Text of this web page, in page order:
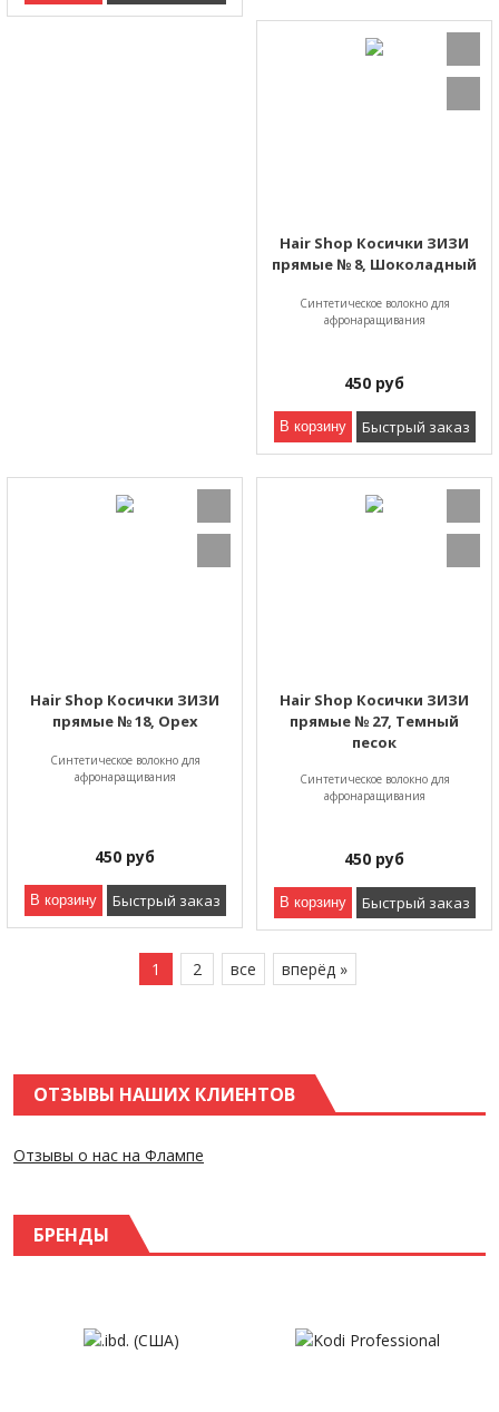
Hair Shop Косички ЗИЗИ
прямые № 8, Шоколадный
Синтетическое волокно для
афронаращивания
450 руб
В корзину Быстрый заказ
Hair Shop Косички ЗИЗИ
прямые № 18, Орех
Синтетическое волокно для
афронаращивания
450 руб
В корзину Быстрый заказ
Hair Shop Косички ЗИЗИ
прямые № 27, Темный
песок
Синтетическое волокно для
афронаращивания
450 руб
В корзину Быстрый заказ
1 2 все вперёд »
ОТЗЫВЫ НАШИХ КЛИЕНТОВ
Отзывы о нас на Флампе
БРЕНДЫ